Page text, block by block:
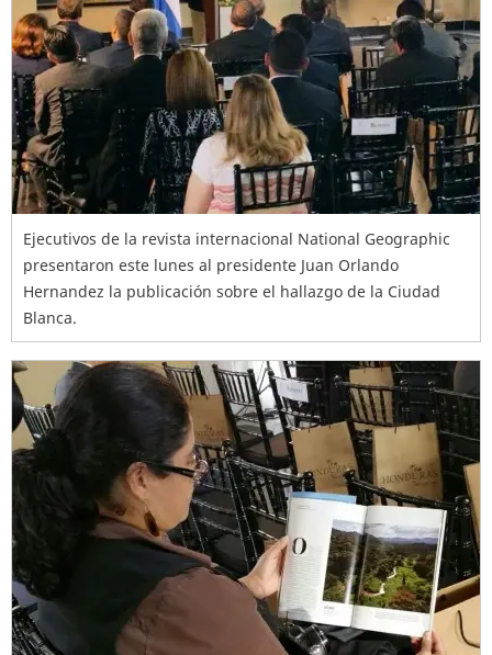
Ejecutivos de la revista internacional National Geographic
presentaron este lunes al presidente Juan Orlando
Hernandez la publicación sobre el hallazgo de la Ciudad
Blanca.